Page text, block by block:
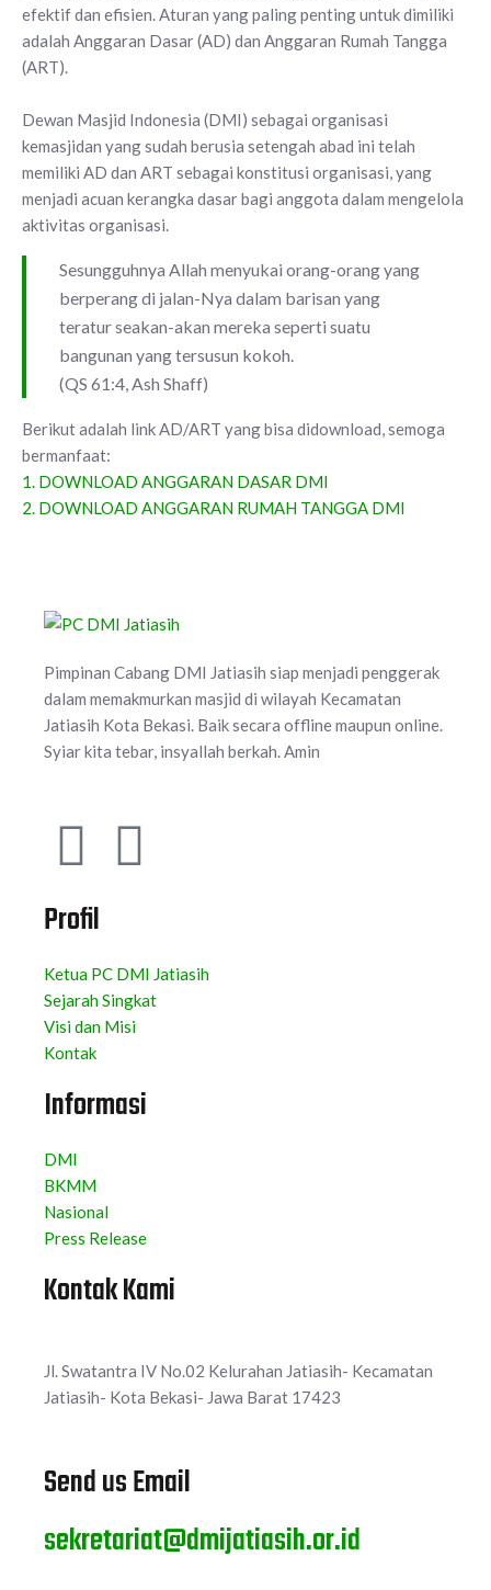
efektif dan efisien. Aturan yang paling penting untuk dimiliki
adalah Anggaran Dasar (AD) dan Anggaran Rumah Tangga
(ART).
Dewan Masjid Indonesia (DMI) sebagai organisasi
kemasjidan yang sudah berusia setengah abad ini telah
memiliki AD dan ART sebagai konstitusi organisasi, yang
menjadi acuan kerangka dasar bagi anggota dalam mengelola
aktivitas organisasi.
Sesungguhnya Allah menyukai orang-orang yang
berperang di jalan-Nya dalam barisan yang
teratur seakan-akan mereka seperti suatu
bangunan yang tersusun kokoh.
(QS 61:4, Ash Shaff)
Berikut adalah link AD/ART yang bisa didownload, semoga
bermanfaat:
1. DOWNLOAD ANGGARAN DASAR DMI
2. DOWNLOAD ANGGARAN RUMAH TANGGA DMI
Pimpinan Cabang DMI Jatiasih siap menjadi penggerak
dalam memakmurkan masjid di wilayah Kecamatan
Jatiasih Kota Bekasi. Baik secara offline maupun online.
Syiar kita tebar, insyallah berkah. Amin
Profil
Ketua PC DMI Jatiasih
Sejarah Singkat
Visi dan Misi
Kontak
Informasi
DMI
BKMM
Nasional
Press Release
Kontak Kami
Jl. Swatantra IV No.02 Kelurahan Jatiasih- Kecamatan
Jatiasih- Kota Bekasi- Jawa Barat 17423
Send us Email
sekretariat@dmijatiasih.or.id